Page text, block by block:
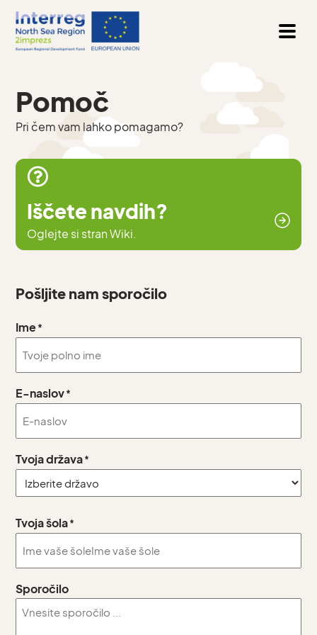
Pomoč
Pri čem vam lahko pomagamo?
Iščete navdih?
Oglejte si stran Wiki.
Pošljite nam sporočilo
Ime*
E-naslov*
Tvoja država*
Tvoja šola*
Sporočilo